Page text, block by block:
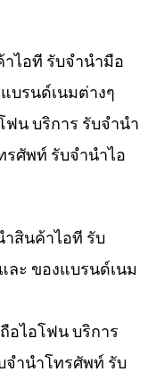
ไอที รับจำนำมือ
บรนด์เนมต่างๆ
น บริการ รับจำนำ
ศัพท์ รับจำนำไอ
สินค้าไอที รับ
ละ ของแบรนด์เนม
อไอโฟน บริการ
จำนำโทรศัพท์ รับ